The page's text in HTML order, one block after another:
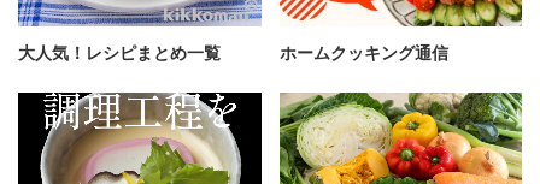
大人気！レシピまとめ一覧 ホームクッキング通信